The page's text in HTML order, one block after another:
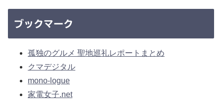
ブックマーク
孤独のグルメ 聖地巡礼レポートまとめ
クマデジタル
mono-logue
家電女子.net